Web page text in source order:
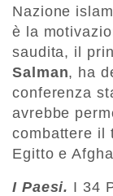
Nazione
è la
saudita, il
Salman, ha
conferenza
avrebbe
combattere il
Egitto e
I Paesi. I 34